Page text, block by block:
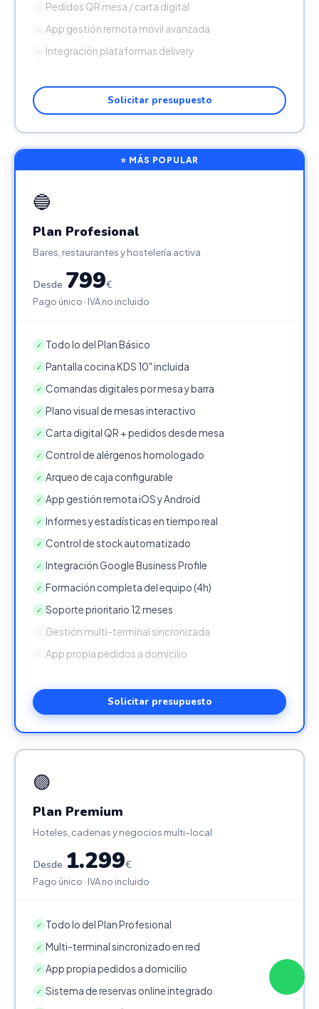
Pedidos QR mesa / carta digital
App gestión remota móvil avanzada
Integración plataformas delivery
Solicitar presupuesto
⭐ MÁS POPULAR
🔵
Plan Profesional
Bares, restaurantes y hostelería activa
Desde 799€
Pago único · IVA no incluido
✓ Todo lo del Plan Básico
✓ Pantalla cocina KDS 10" incluida
✓ Comandas digitales por mesa y barra
✓ Plano visual de mesas interactivo
✓ Carta digital QR + pedidos desde mesa
✓ Control de alérgenos homologado
✓ Arqueo de caja configurable
✓ App gestión remota iOS y Android
✓ Informes y estadísticas en tiempo real
✓ Control de stock automatizado
✓ Integración Google Business Profile
✓ Formación completa del equipo (4h)
✓ Soporte prioritario 12 meses
Gestión multi-terminal sincronizada
App propia pedidos a domicilio
Solicitar presupuesto
🟣
Plan Premium
Hoteles, cadenas y negocios multi-local
Desde 1.299€
Pago único · IVA no incluido
✓ Todo lo del Plan Profesional
✓ Multi-terminal sincronizado en red
✓ App propia pedidos a domicilio
✓ Sistema de reservas online integrado